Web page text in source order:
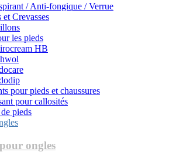
/ Anti-fongique / Verrue
et Crevasses
les pieds
HB
pour pieds et chaussures
pour callosités
pieds
ongles